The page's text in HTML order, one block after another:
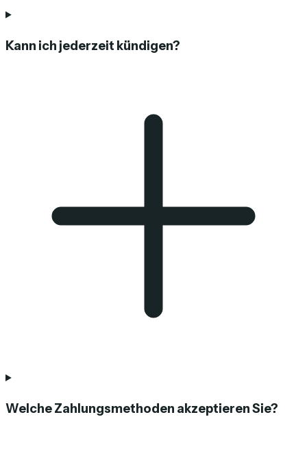
Kann ich jederzeit kündigen?
Welche Zahlungsmethoden akzeptieren Sie?